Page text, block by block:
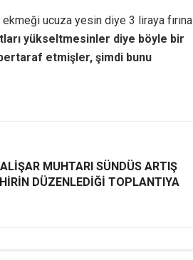
ucuza yesin diye 3 liraya fırına
yükseltmesinler diye böyle bir
etmişler, şimdi bunu
MUHTARI SÜNDÜS ARTIŞ
DÜZENLEDİĞİ TOPLANTIYA